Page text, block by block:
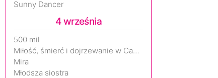
Sunny Dancer
4 września
500 mil
Miłość, śmierć i dojrzewanie w Camp Miasma
Mira
Młodsza siostra